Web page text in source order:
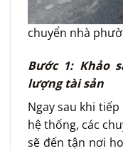
chuyển nhà
Bước 1: Khảo
lượng tài sản
Ngay sau khi
hệ thống, các
sẽ đến tận nơi